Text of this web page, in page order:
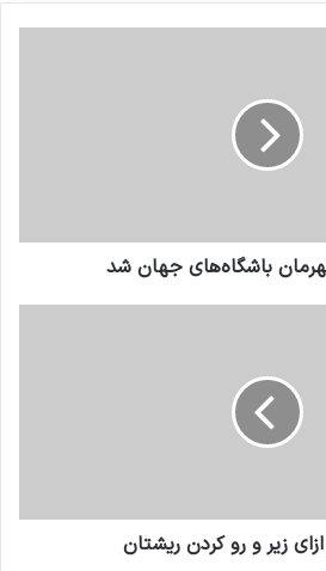
باشگاه‌های جهان شد